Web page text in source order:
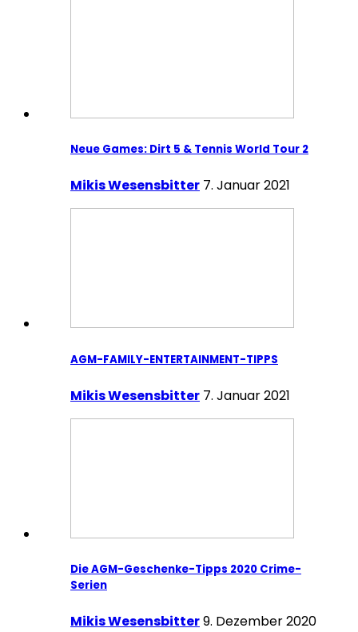
Neue Games: Dirt 5 & Tennis World Tour 2
Mikis Wesensbitter 7. Januar 2021
AGM-FAMILY-ENTERTAINMENT-TIPPS
Mikis Wesensbitter 7. Januar 2021
Die AGM-Geschenke-Tipps 2020 Crime-
Serien
Mikis Wesensbitter9. Dezember 2020